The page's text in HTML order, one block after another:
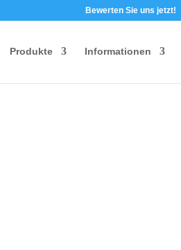
Bewerten Sie uns jetzt!
Produkte Informationen